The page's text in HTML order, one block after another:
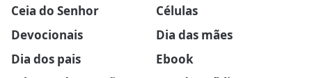
Ceia do Senhor
Células
Devocionais
Dia das mães
Dia dos pais
Ebook